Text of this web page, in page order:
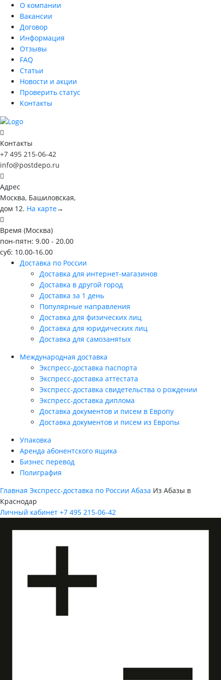
О компании
Вакансии
Договор
Информация
Отзывы
FAQ
Статьи
Новости и акции
Проверить статус
Контакты
Контакты
+7 495 215-06-42
info@postdepo.ru
Адрес
Москва, Башиловская,
дом 12. На карте→
Время (Москва)
пон-пятн: 9.00 - 20.00
суб: 10.00-16.00
Доставка по России
Доставка для интернет-магазинов
Доставка в другой город
Доставка за 1 день
Популярные направления
Доставка для физических лиц
Доставка для юридических лиц
Доставка для самозанятых
Международная доставка
Экспресс-доставка паспорта
Экспресс-доставка аттестата
Экспресс-доставка свидетельства о рождении
Экспресс-доставка диплома
Доставка документов и писем в Европу
Доставка документов и писем из Европы
Упаковка
Аренда абонентского ящика
Бизнес перевод
Полиграфия
Главная Экспресс-доставка по России Абаза Из Абазы в
Краснодар
Личный кабинет +7 495 215-06-42